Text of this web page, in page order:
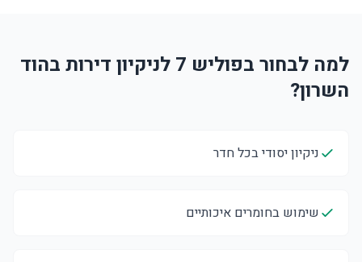
למה לבחור בפוליש 7 לניקיון דירות בהוד
השרון?
ניקיון יסודי בכל חדר
שימוש בחומרים איכותיים